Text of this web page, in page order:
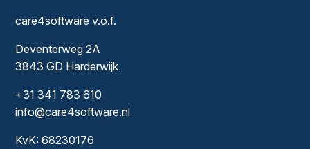
care4software v.o.f.
Deventerweg 2A
3843 GD Harderwijk
+31 341 783 610
info@care4software.nl
KvK: 68230176